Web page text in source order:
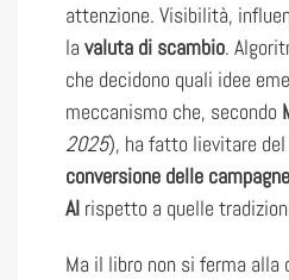
attenzione. Visibilità,
la valuta di scambio.
che decidono quali idee
meccanismo che, secondo
2025), ha fatto lievitare del
conversione delle
AI rispetto a quelle
Ma il libro non si ferma alla